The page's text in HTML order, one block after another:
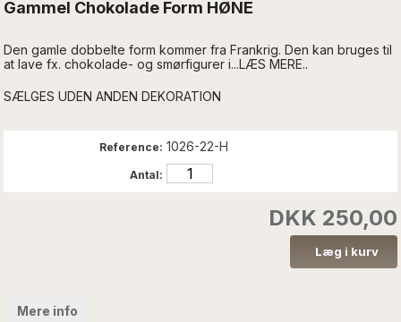
Gammel Chokolade Form HØNE
Den gamle dobbelte form kommer fra Frankrig. Den kan bruges til
at lave fx. chokolade- og smørfigurer i...LÆS MERE..
SÆLGES UDEN ANDEN DEKORATION
Reference: 1026-22-H
Antal:
DKK 250,00
Mere info